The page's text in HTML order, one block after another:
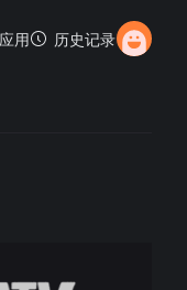
应用 历史记录